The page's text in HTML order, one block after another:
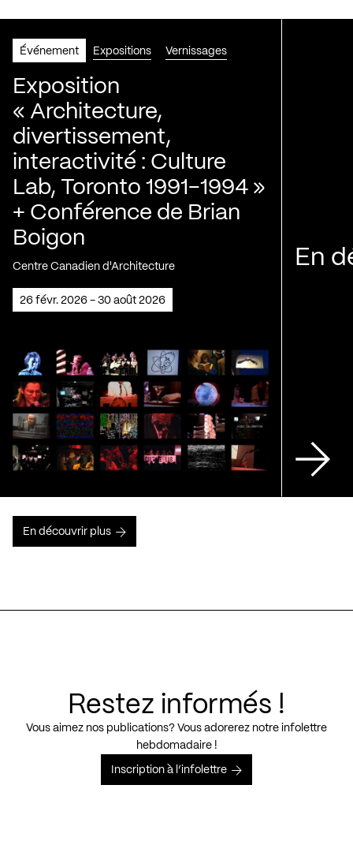
Événement Expositions Vernissages
Exposition
« Architecture,
divertissement,
interactivité : Culture
Lab, Toronto 1991-1994 »
+ Conférence de Brian
Boigon
Centre Canadien d'Architecture
26 févr. 2026 - 30 août 2026
En
En découvrir plus
Restez informés !
Vous aimez nos publications? Vous adorerez notre infolettre
hebdomadaire !
Inscription à l’infolettre